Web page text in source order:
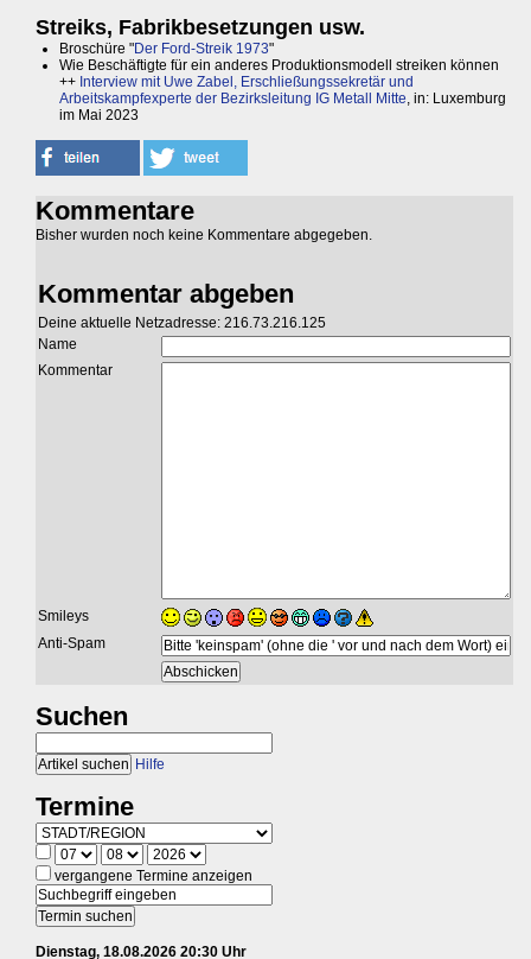
Streiks, Fabrikbesetzungen usw.
Broschüre "Der Ford-Streik 1973"
Wie Beschäftigte für ein anderes Produktionsmodell streiken können
++ Interview mit Uwe Zabel, Erschließungssekretär und
Arbeitskampfexperte der Bezirksleitung IG Metall Mitte, in: Luxemburg
im Mai 2023
Kommentare
Bisher wurden noch keine Kommentare abgegeben.
Kommentar abgeben
Deine aktuelle Netzadresse: 216.73.216.125
Name
Kommentar
Smileys
Anti-Spam
Suchen
Hilfe
Termine
vergangene Termine anzeigen
Dienstag, 18.08.2026 20:30 Uhr